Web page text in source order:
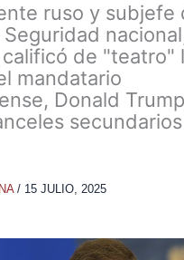
ruso y subjefe
de "teatro"
mandatario
Donald
/ 15 JULIO, 2025